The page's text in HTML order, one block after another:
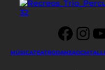
MÚSICATEATRODANZAOCM